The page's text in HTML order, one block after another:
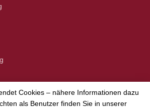
Cookies – nähere Informationen dazu
als Benutzer finden Sie in unserer